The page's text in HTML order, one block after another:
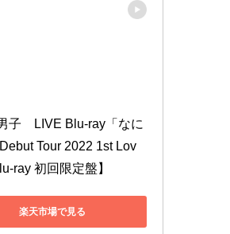
子　LIVE Blu-ray「なに
Tour 2022 1st Lov
ray 初回限定盤】
楽天市場で見る